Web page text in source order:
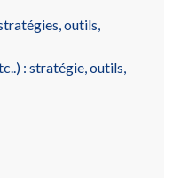
outils,
: stratégie, outils,